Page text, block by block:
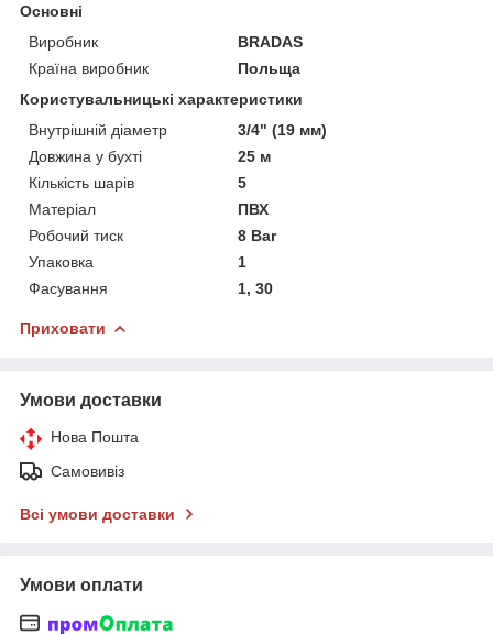
Основні
Виробник
BRADAS
Країна виробник
Польща
Користувальницькі характеристики
Внутрішній діаметр
3/4" (19 мм)
Довжина у бухті
25 м
Кількість шарів
5
Матеріал
ПВХ
Робочий тиск
8 Bar
Упаковка
1
Фасування
1, 30
Приховати
Умови доставки
Нова Пошта
Самовивіз
Всі умови доставки
Умови оплати